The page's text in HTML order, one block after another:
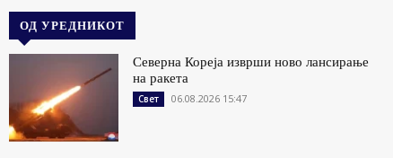
ОД УРЕДНИКОТ
Северна Кореја изврши ново лансирање
на ракета
Свет 06.08.2026 15:47